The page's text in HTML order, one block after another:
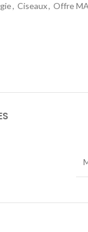
, Ciseaux, Offre